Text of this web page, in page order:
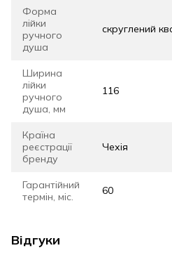
Форма
лійки
ручного
душа
скруглений
Ширина
лійки
ручного
душа, мм
116
Країна
реєстрації
бренду
Чехія
Гарантійний
термін, міс.
60
Відгуки